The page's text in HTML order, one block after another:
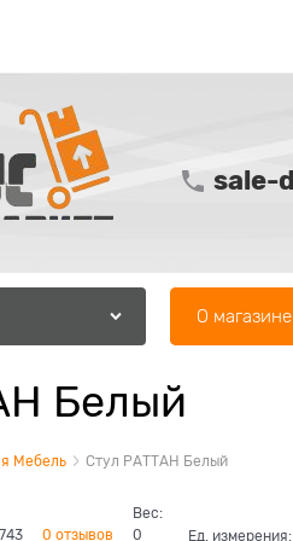
sale-
О магазине
Белый
Мебель Стул РАТТАН Белый
0 отзывов
Вес:
0
Ед. измерения: